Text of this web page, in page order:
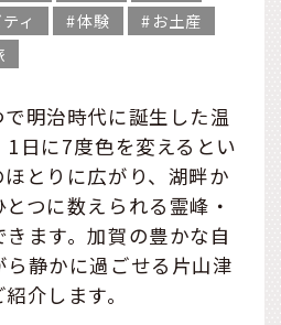
ィ 体験
お土産
明治時代に誕生した温
日に7度色を変えるとい
とりに広がり、湖畔か
つに数えられる霊峰・
ます。加賀の豊かな自
静かに過ごせる片山津
介します。